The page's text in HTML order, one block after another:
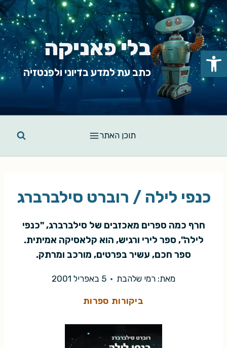
Skip
to
content
בלי פאניקה
כתב עת למדע בדיוני ולפנטזיה
תוכן האתר
כנפי לילה / רוברט סילברברג
חרף כמה ספרים מאכזבים של סילברברג, "כנפי
לילה", ספר לירי ורגיש, הוא קלאסיקה אמיתית.
ספר חכם, עשיר בפרטים, מורכב ומרתק.
מאת: רמי שלהבת 5 באפריל 2001
ביקורות ספרות
פתח סרגל נגישות